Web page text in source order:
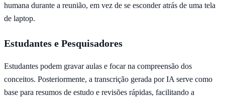
humana durante a reunião, em vez de se esconder atrás de uma tela
de laptop.
Estudantes e Pesquisadores
Estudantes podem gravar aulas e focar na compreensão dos
conceitos. Posteriormente, a transcrição gerada por IA serve como
base para resumos de estudo e revisões rápidas, facilitando a